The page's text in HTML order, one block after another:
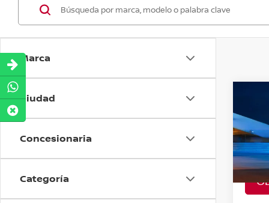
Marca
Ciudad
Concesionaria
Categoría
VIN:
A